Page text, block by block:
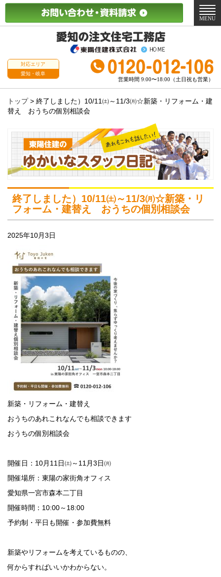
対応エリア
愛知・岐阜
営業時間 9:00〜18:00（土日祝も営業）
メ
ニ
MENU
トップ> 終了しました）10/11㈯～11/3㈪☆新築・リフォーム・建
替え おうちの個別相談会
終了しました）10/11㈯～11/3㈪☆新築・リ
フォーム・建替え おうちの個別相談会
2025年10月3日
新築・リフォーム・建替え
おうちのあれこれなんでも相談できます
おうちの個別相談会
開催日：10月11日㈯～11月3日㈪
開催場所：東陽の家街角オフィス
愛知県一宮市森本二丁目
開催時間：10:00～18:00
予約制・平日も開催・参加費無料
新築やリフォームを考えているものの、
何からすればいいかわからない。